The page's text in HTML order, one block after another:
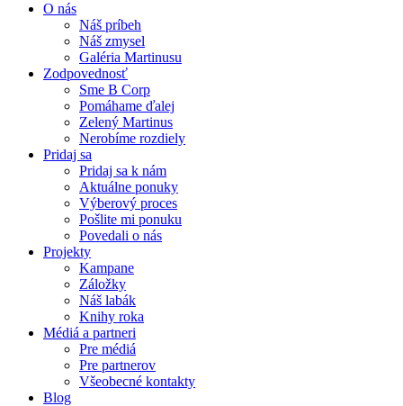
O nás
Náš príbeh
Náš zmysel
Galéria Martinusu
Zodpovednosť
Sme B Corp
Pomáhame ďalej
Zelený Martinus
Nerobíme rozdiely
Pridaj sa
Pridaj sa k nám
Aktuálne ponuky
Výberový proces
Pošlite mi ponuku
Povedali o nás
Projekty
Kampane
Záložky
Náš labák
Knihy roka
Médiá a partneri
Pre médiá
Pre partnerov
Všeobecné kontakty
Blog